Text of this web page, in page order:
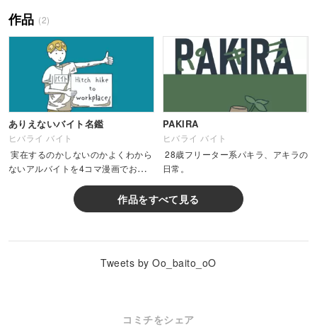
作品 (2)
ありえないバイト名鑑
ヒバライ バイト
実在するのかしないのかよくわから
ないアルバイトを4コマ漫画でお届
PAKIRA
ヒバライ バイト
28歳フリーター系パキラ、アキラの
日常。
作品をすべて見る
Tweets by Oo_baito_oO
コミチをシェア